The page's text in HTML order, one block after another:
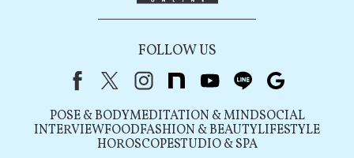
FOLLOW US
FacebookX（旧Twitter）
instagram
note youtubeline
POSE & BODYMEDITATION & MINDSOCIAL
INTERVIEWFOODFASHION & BEAUTYLIFESTYLE
HOROSCOPESTUDIO & SPA